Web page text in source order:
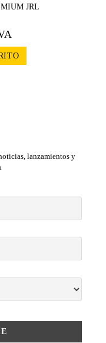
lanzamientos y
JRL